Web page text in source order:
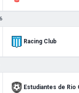
Racing Club
Estudiantes de Rio